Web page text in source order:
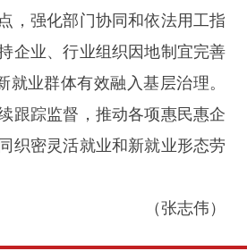
，强化部门协同和依法用工指
企业、行业组织因地制宜完善
就业群体有效融入基层治理。
跟踪监督，推动各项惠民惠企
织密灵活就业和新就业形态劳
（张志伟）